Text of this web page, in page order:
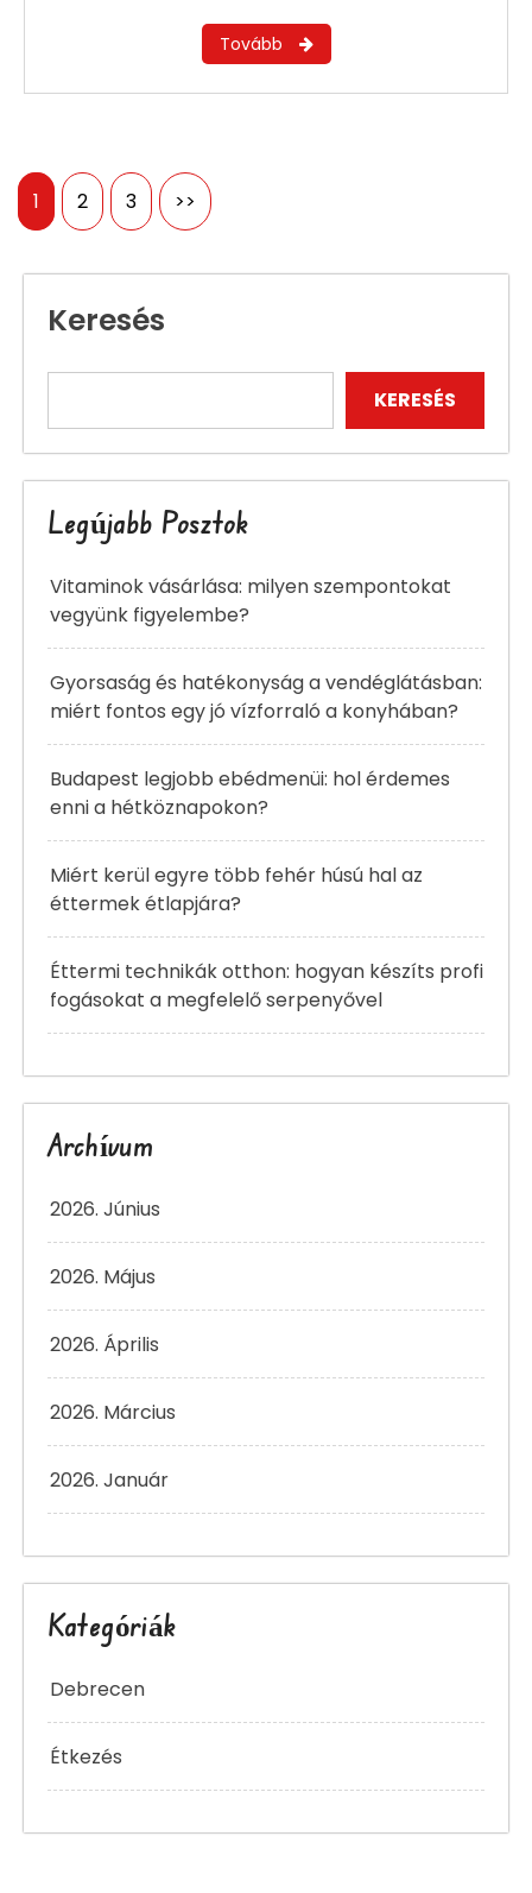
Bejegyzések
1 2 3 >>
Keresés
KERESÉS
Legújabb Posztok
Vitaminok vásárlása: milyen szempontokat
vegyünk figyelembe?
Gyorsaság és hatékonyság a vendéglátásban:
miért fontos egy jó vízforraló a konyhában?
Budapest legjobb ebédmenüi: hol érdemes
enni a hétköznapokon?
Miért kerül egyre több fehér húsú hal az
éttermek étlapjára?
Éttermi technikák otthon: hogyan készíts profi
fogásokat a megfelelő serpenyővel
Archívum
2026. Június
2026. Május
2026. Április
2026. Március
2026. Január
Kategóriák
Debrecen
Étkezés